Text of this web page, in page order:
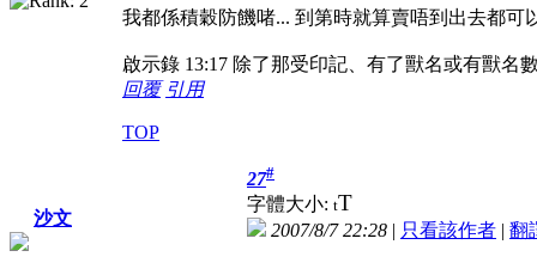
我都係積穀防饑啫... 到第時就算賣唔到出去都可
啟示錄 13:17 除了那受印記、有了獸名或有獸名
回覆 引用
TOP
沙文
27#
字體大小: tT
2007/8/7 22:28 | 只看該作者 | 翻